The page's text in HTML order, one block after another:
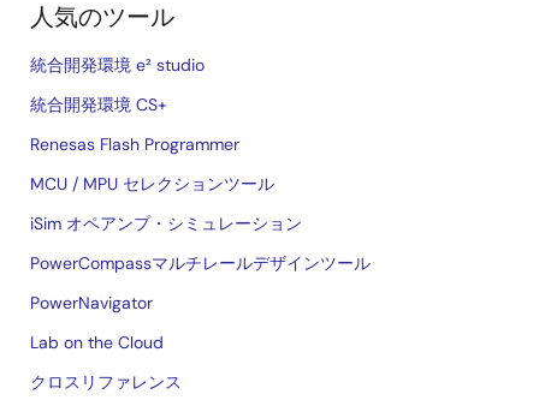
人気のツール
統合開発環境 e² studio
統合開発環境 CS+
Renesas Flash Programmer
MCU / MPU セレクションツール
iSim オペアンプ・シミュレーション
PowerCompassマルチレールデザインツール
PowerNavigator
Lab on the Cloud
クロスリファレンス